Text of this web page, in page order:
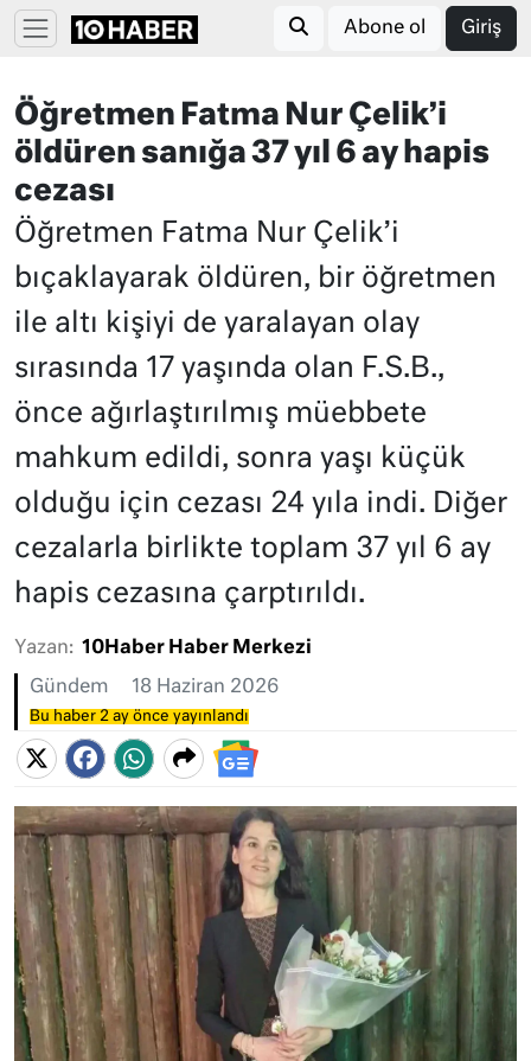
Abone ol Giriş
Öğretmen Fatma Nur Çelik’i
öldüren sanığa 37 yıl 6 ay hapis
cezası
Öğretmen Fatma Nur Çelik’i
bıçaklayarak öldüren, bir öğretmen
ile altı kişiyi de yaralayan olay
sırasında 17 yaşında olan F.S.B.,
önce ağırlaştırılmış müebbete
mahkum edildi, sonra yaşı küçük
olduğu için cezası 24 yıla indi. Diğer
cezalarla birlikte toplam 37 yıl 6 ay
hapis cezasına çarptırıldı.
Yazan: 10Haber Haber Merkezi
Gündem 18 Haziran 2026
Bu haber 2 ay önce yayınlandı